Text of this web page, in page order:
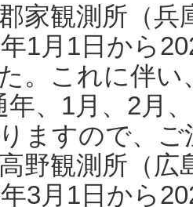
家観測所（
1月1日から
。これに伴い
年、1月、2月
ますので、
野観測所（
3月1日から